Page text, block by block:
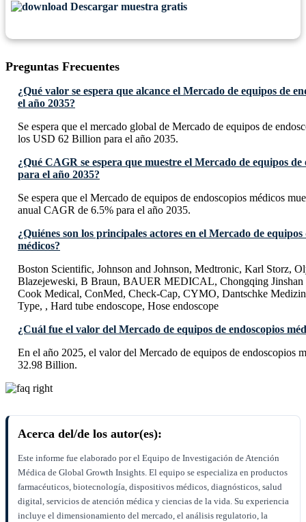
Descargar muestra gratis
Preguntas Frecuentes
¿Qué valor se espera que alcance el Mercado de equipos de
el año 2035?
Se espera que el mercado global de Mercado de equipos de
los USD 62 Billion para el año 2035.
¿Qué CAGR se espera que muestre el Mercado de equipos de
para el año 2035?
Se espera que el Mercado de equipos de endoscopios médicos
anual CAGR de 6.5% para el año 2035.
¿Quiénes son los principales actores en el Mercado de equipos
médicos?
Boston Scientific, Johnson and Johnson, Medtronic, Karl Storz,
Blazejeweski, B Braun, BAUER MEDICAL, Chongqing Jinshan
Cook Medical, ConMed, Check-Cap, CYMO, Dantschke
Type, , Hard tube endoscope, Hose endoscope
¿Cuál fue el valor del Mercado de equipos de endoscopios
En el año 2025, el valor del Mercado de equipos de endoscopios
32.98 Billion.
Acerca del/de los autor(es):
Este informe fue elaborado por el Equipo de Investigación de Atención
Médica de Global Growth Insights. El equipo se especializa en productos
farmacéuticos, biotecnología, dispositivos médicos, diagnósticos, salud
digital, servicios de atención médica y ciencias de la vida. Su experiencia
incluye el dimensionamiento del mercado, el análisis regulatorio, la